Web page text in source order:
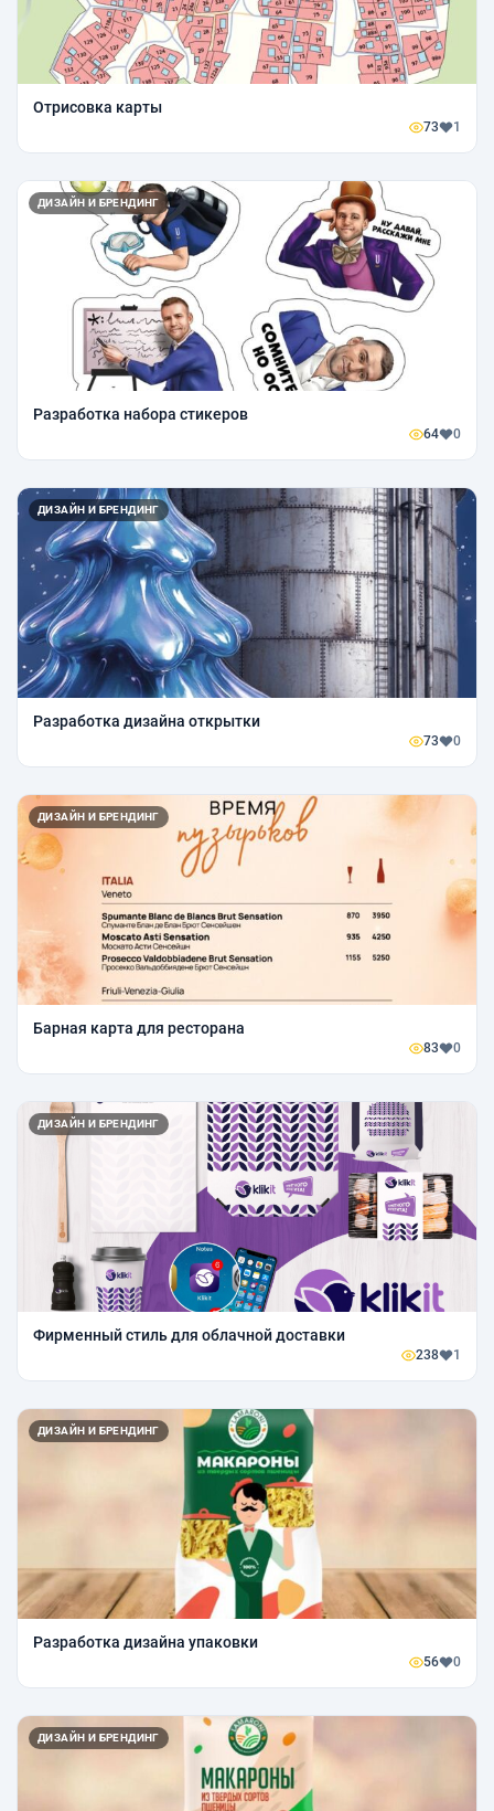
Отрисовка карты
73 1
ДИЗАЙН И БРЕНДИНГ
Разработка набора стикеров
64 0
ДИЗАЙН И БРЕНДИНГ
Разработка дизайна открытки
73 0
ДИЗАЙН И БРЕНДИНГ
Барная карта для ресторана
83 0
ДИЗАЙН И БРЕНДИНГ
Фирменный стиль для облачной доставки
238 1
ДИЗАЙН И БРЕНДИНГ
Разработка дизайна упаковки
56 0
ДИЗАЙН И БРЕНДИНГ